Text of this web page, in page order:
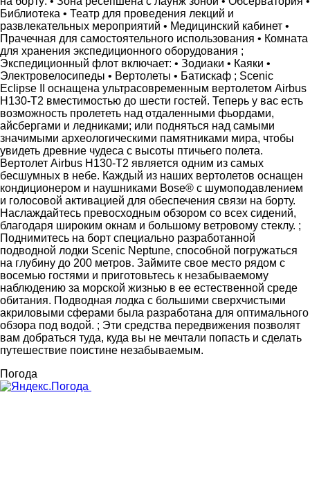
Библиотека • Театр для проведения лекций и
развлекательных мероприятий • Медицинский кабинет •
Прачечная для самостоятельного использования • Комната
для хранения экспедиционного оборудования ;
Экспедиционный флот включает: • Зодиаки • Каяки •
Электровелосипеды • Вертолеты • Батискаф ; Scenic
Eclipse II оснащена ультрасовременным вертолетом Airbus
H130-T2 вместимостью до шести гостей. Теперь у вас есть
возможность пролететь над отдаленными фьордами,
айсбергами и ледниками; или подняться над самыми
значимыми археологическими памятниками мира, чтобы
увидеть древние чудеса с высоты птичьего полета.
Вертолет Airbus H130-T2 является одним из самых
бесшумных в небе. Каждый из наших вертолетов оснащен
кондиционером и наушниками Bose® с шумоподавлением
и голосовой активацией для обеспечения связи на борту.
Наслаждайтесь превосходным обзором со всех сидений,
благодаря широким окнам и большому ветровому стеклу. ;
Поднимитесь на борт специально разработанной
подводной лодки Scenic Neptune, способной погружаться
на глубину до 200 метров. Займите свое место рядом с
восемью гостями и приготовьтесь к незабываемому
наблюдению за морской жизнью в ее естественной среде
обитания. Подводная лодка с большими сверхчистыми
акриловыми сферами была разработана для оптимального
обзора под водой. ; Эти средства передвижения позволят
вам добраться туда, куда вы не мечтали попасть и сделать
путешествие поистине незабываемым.
Погода